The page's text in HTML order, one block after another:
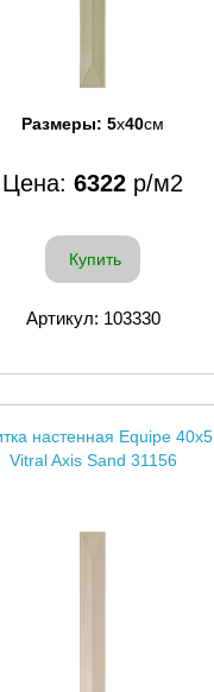
Размеры: 5x40см
Цена: 6322 р/м2
Купить
Артикул: 103330
настенная Equipe 40x5
Vitral Axis Sand 31156